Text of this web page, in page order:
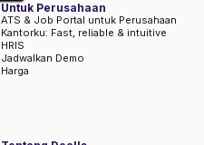
Untuk Perusahaan
ATS & Job Portal untuk Perusahaan
Kantorku: Fast, reliable & intuitive
HRIS
Jadwalkan Demo
Harga